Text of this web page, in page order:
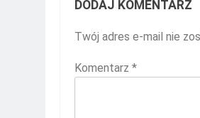
DODAJ KOMENTARZ
Twój adres e-mail nie
Komentarz *